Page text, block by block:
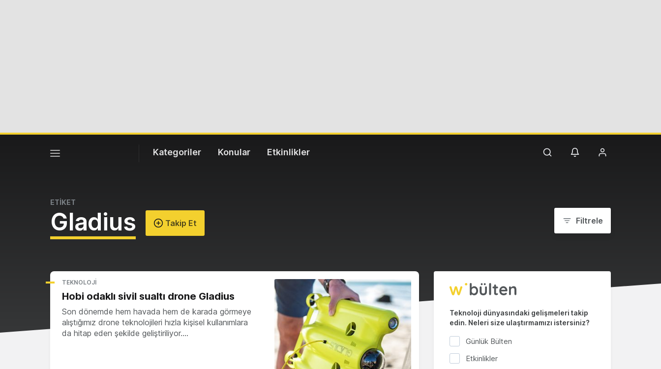
Kategoriler Konular Etkinlikler
ETİKET
Gladius Takip Et Filtrele
TEKNOLOJI
Hobi odaklı sivil sualtı drone Gladius
Son dönemde hem havada hem de karada görmeye
alıştığımız drone teknolojileri hızla kişisel kullanımlara
da hitap eden şekilde geliştiriliyor.…
Teknoloji dünyasındaki gelişmeleri takip
edin. Neleri size ulaştırmamızı istersiniz?
Günlük Bülten
Etkinlikler